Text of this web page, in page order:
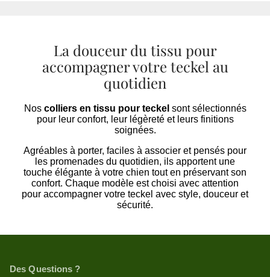
La douceur du tissu pour
accompagner votre teckel au
quotidien
Nos colliers en tissu pour teckel sont sélectionnés
pour leur confort, leur légèreté et leurs finitions
soignées.
Agréables à porter, faciles à associer et pensés pour
les promenades du quotidien, ils apportent une
touche élégante à votre chien tout en préservant son
confort. Chaque modèle est choisi avec attention
pour accompagner votre teckel avec style, douceur et
sécurité.
Des Questions ?